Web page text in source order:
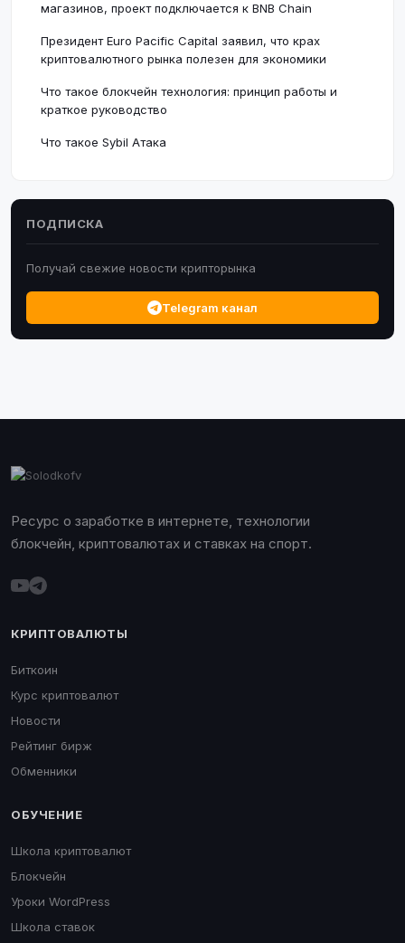
магазинов, проект подключается к BNB Chain
Президент Euro Pacific Capital заявил, что крах
криптовалютного рынка полезен для экономики
Что такое блокчейн технология: принцип работы и
краткое руководство
Что такое Sybil Атака
ПОДПИСКА
Получай свежие новости крипторынка
Telegram канал
Ресурс о заработке в интернете, технологии
блокчейн, криптовалютах и ставках на спорт.
КРИПТОВАЛЮТЫ
Биткоин
Курс криптовалют
Новости
Рейтинг бирж
Обменники
ОБУЧЕНИЕ
Школа криптовалют
Блокчейн
Уроки WordPress
Школа ставок